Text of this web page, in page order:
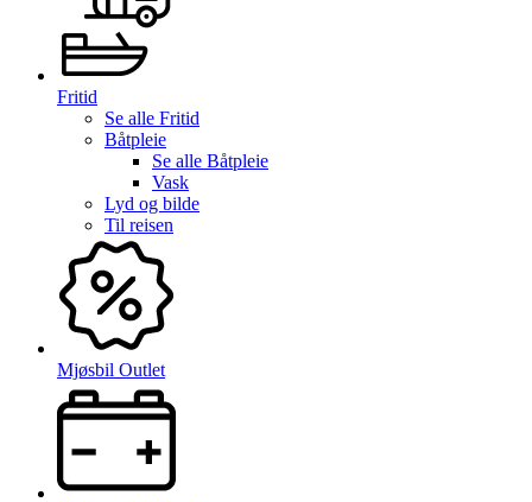
Fritid
Se alle Fritid
Båtpleie
Se alle Båtpleie
Vask
Lyd og bilde
Til reisen
Mjøsbil Outlet